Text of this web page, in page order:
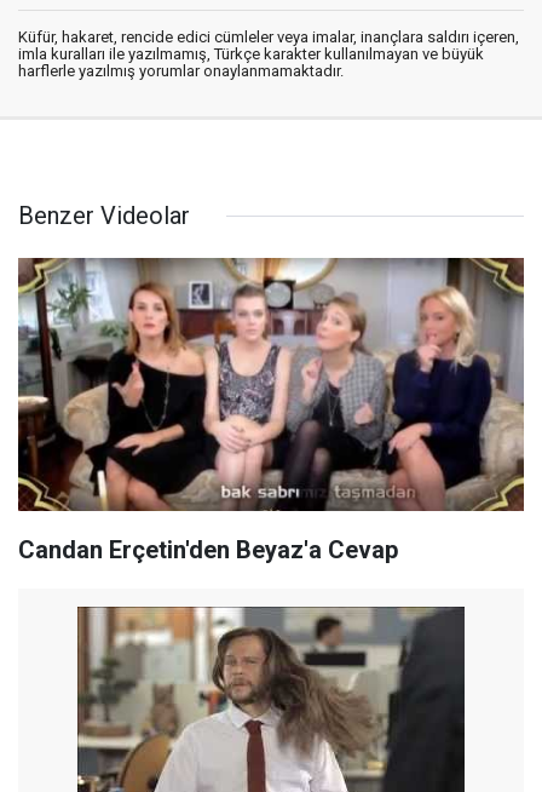
Küfür, hakaret, rencide edici cümleler veya imalar, inançlara saldırı içeren,
imla kuralları ile yazılmamış, Türkçe karakter kullanılmayan ve büyük
harflerle yazılmış yorumlar onaylanmamaktadır.
Benzer Videolar
Candan Erçetin'den Beyaz'a Cevap